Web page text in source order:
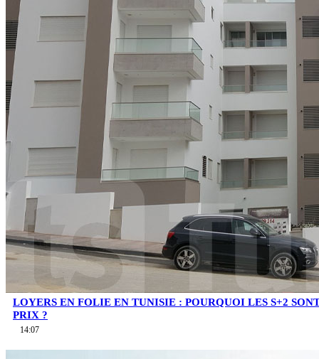
LOYERS EN FOLIE EN TUNISIE : POURQUOI LES S+2
PRIX ?
14:07